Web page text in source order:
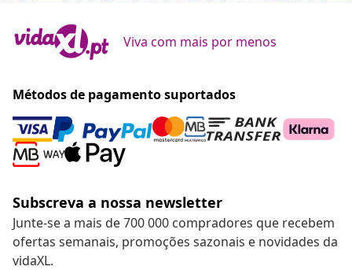
Viva com mais por menos
Métodos de pagamento suportados
Subscreva a nossa newsletter
Junte-se a mais de 700 000 compradores que recebem
ofertas semanais, promoções sazonais e novidades da
vidaXL.